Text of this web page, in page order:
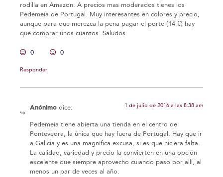
rodilla en Amazon. A precios mas moderados tienes los
Pedemeia de Portugal. Muy interesantes en colores y precio,
aunque para que merezca la pena pagar el porte (14 €) hay
que comprar unos cuantos. Saludos
0 0
Responder
Anónimo dice: 1 de julio de 2016 a las 8:38 am
Pedemeia tiene abierta una tienda en el centro de
Pontevedra, la única que hay fuera de Portugal. Hay que ir
a Galicia y es una magnífica excusa, si es que hiciera falta.
La calidad, variedad y precio la convierten en una opción
excelente que siempre aprovecho cuiando paso por allí, al
menos un par de veces al año.